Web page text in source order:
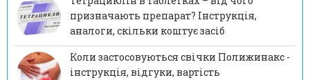
призначають препарат? Інструкція,
аналоги, скільки коштує засіб
Коли застосовуються свічки Полижинакс -
інструкція, відгуки, вартість